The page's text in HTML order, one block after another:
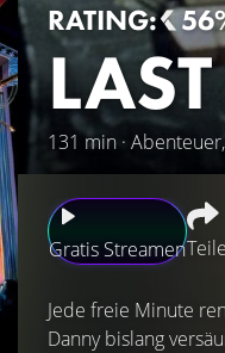
RATING:
131 min ·
Gratis Streamen
Jede freie Minute
Danny bislang